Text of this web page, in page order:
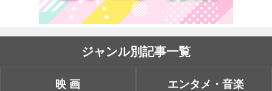
ジャンル別記事一覧
映画 エンタメ・音楽